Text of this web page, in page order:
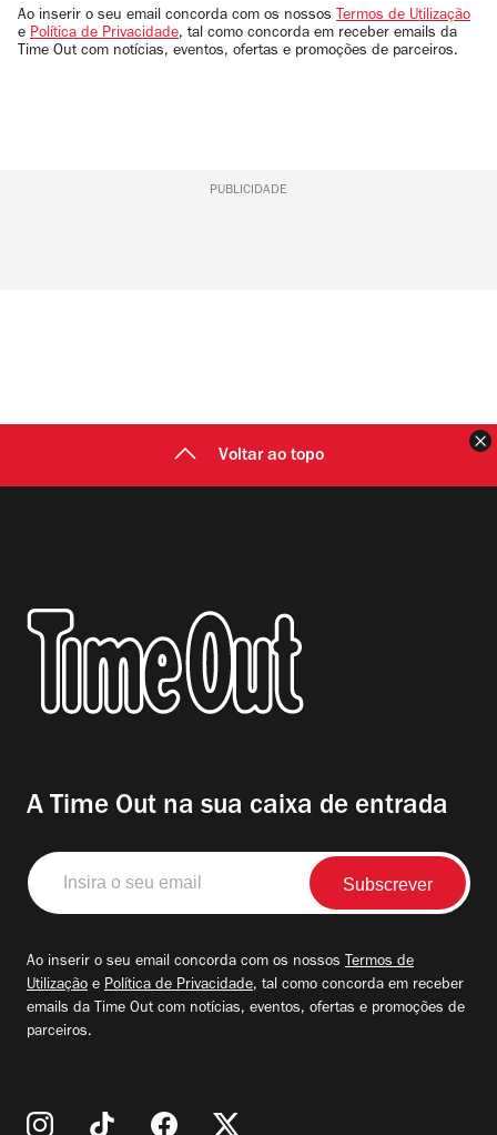
email
Ao inserir o seu email concorda com os nossos Termos de Utilização
e Política de Privacidade, tal como concorda em receber emails da
Time Out com notícias, eventos, ofertas e promoções de parceiros.
PUBLICIDADE
Voltar ao topo
A Time Out na sua caixa de entrada
Insira
o
seu
Ao inserir o seu email concorda com os nossos Termos de
Utilização e Política de Privacidade, tal como concorda em receber
emails da Time Out com notícias, eventos, ofertas e promoções de
parceiros.